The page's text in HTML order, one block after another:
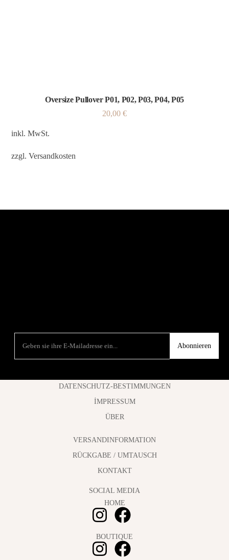
Oversize Pullover P01, P02, P03, P04, P05
20,00 €
inkl. MwSt.
zzgl.Versandkosten
Abonnieren
DATENSCHUTZ-BESTIMMUNGEN
İMPRESSUM
ÜBER
VERSANDINFORMATION
RÜCKGABE / UMTAUSCH
KONTAKT
SOCIAL MEDIA
HOME
BOUTIQUE